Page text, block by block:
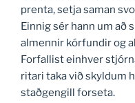
prenta, setja saman
Einnig sér hann um að
almennir kórfundir og
Forfallist einhver
ritari taka við skyldum
staðgengill forseta.